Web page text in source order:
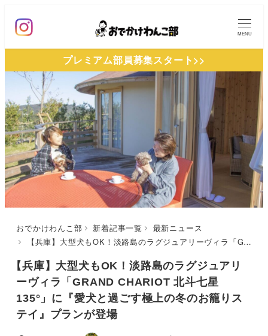
ン
テ
ン
ツ
へ
移
動
MENU
プレミアム部員募集スタート>>
おでかけわんこ部 新着記事一覧
最新ニュース
【兵庫】大型犬もOK！淡路島のラグジュアリーヴィラ「GRAND CHARIOT 北斗七星135°」に『愛犬と過ごす極上の冬のお籠りステイ』プランが登場
【兵庫】大型犬もOK！淡路島のラグジュアリ
ーヴィラ「GRAND CHARIOT 北斗七星
135°」に『愛犬と過ごす極上の冬のお籠りス
テイ』プランが登場